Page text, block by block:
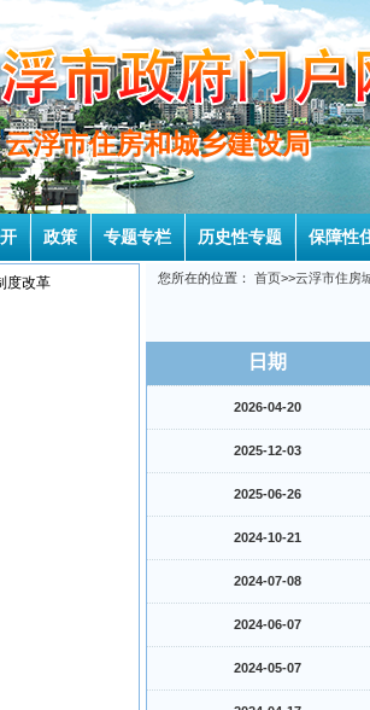
浮市住房和城乡建设局
浮市住房和城乡建设局
政策 专题专栏 历史性专题 保障性
度改革
您所在的位置： 首页>>云浮市住房
日期
2026-04-20
2025-12-03
2025-06-26
2024-10-21
2024-07-08
2024-06-07
2024-05-07